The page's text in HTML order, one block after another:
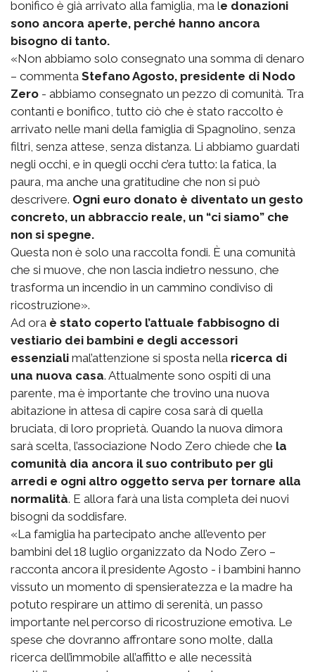
bonifico è già arrivato alla famiglia, ma le donazioni
sono ancora aperte, perché hanno ancora
bisogno di tanto.
«Non abbiamo solo consegnato una somma di denaro
– commenta Stefano Agosto, presidente di Nodo
Zero - abbiamo consegnato un pezzo di comunità. Tra
contanti e bonifico, tutto ciò che è stato raccolto è
arrivato nelle mani della famiglia di Spagnolino, senza
filtri, senza attese, senza distanza. Li abbiamo guardati
negli occhi, e in quegli occhi c’era tutto: la fatica, la
paura, ma anche una gratitudine che non si può
descrivere. Ogni euro donato è diventato un gesto
concreto, un abbraccio reale, un “ci siamo” che
non si spegne.
Questa non è solo una raccolta fondi. È una comunità
che si muove, che non lascia indietro nessuno, che
trasforma un incendio in un cammino condiviso di
ricostruzione».
Ad ora è stato coperto l’attuale fabbisogno di
vestiario dei bambini e degli accessori
essenziali mal’attenzione si sposta nella ricerca di
una nuova casa. Attualmente sono ospiti di una
parente, ma è importante che trovino una nuova
abitazione in attesa di capire cosa sarà di quella
bruciata, di loro proprietà. Quando la nuova dimora
sarà scelta, l’associazione Nodo Zero chiede che la
comunità dia ancora il suo contributo per gli
arredi e ogni altro oggetto serva per tornare alla
normalità. E allora farà una lista completa dei nuovi
bisogni da soddisfare.
«La famiglia ha partecipato anche all’evento per
bambini del 18 luglio organizzato da Nodo Zero –
racconta ancora il presidente Agosto - i bambini hanno
vissuto un momento di spensieratezza e la madre ha
potuto respirare un attimo di serenità, un passo
importante nel percorso di ricostruzione emotiva. Le
spese che dovranno affrontare sono molte, dalla
ricerca dell’immobile all’affitto e alle necessità